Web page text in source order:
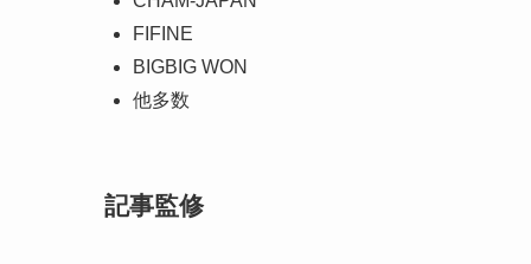
FIFINE
BIGBIG WON
他多数
記事監修